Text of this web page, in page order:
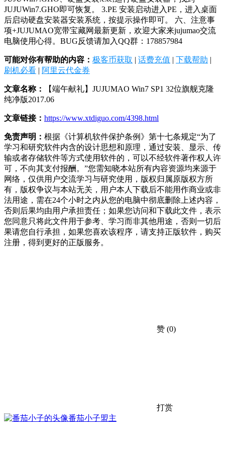
JUJUWin7.GHO即可恢复。 3.PE 安装启动进入PE，进入桌面
后启动硬盘安装器安装系统，按提示操作即可。 六、注意事
项+JUJUMAO宽带宝藏网最新更新，欢迎大家来jujumao交流
电脑使用心得。BUG反馈请加入QQ群：178857984
可能对你有帮助的内容： 极客币获取 | 话费充值 | 下载帮助 |
刷机必看 | 阿里云代金券
文章名称：
【端午献礼】JUJUMAO Win7 SP1 32位旗舰克隆
纯净版2017.06
文章链接： https://www.xtdiguo.com/4398.html
免责声明： 根据《计算机软件保护条例》第十七条规定“为了
学习和研究软件内含的设计思想和原理，通过安装、显示、传
输或者存储软件等方式使用软件的，可以不经软件著作权人许
可，不向其支付报酬。”您需知晓本站所有内容资源均来源于
网络，仅供用户交流学习与研究使用，版权归属原版权方所
有，版权争议与本站无关，用户本人下载后不能用作商业或非
法用途，需在24个小时之内从您的电脑中彻底删除上述内容，
否则后果均由用户承担责任；如果您访问和下载此文件，表示
您同意只将此文件用于参考、学习而非其他用途，否则一切后
果请您自行承担，如果您喜欢该程序，请支持正版软件，购买
注册，得到更好的正版服务。
赞 (0)
打赏
番茄小子盟主